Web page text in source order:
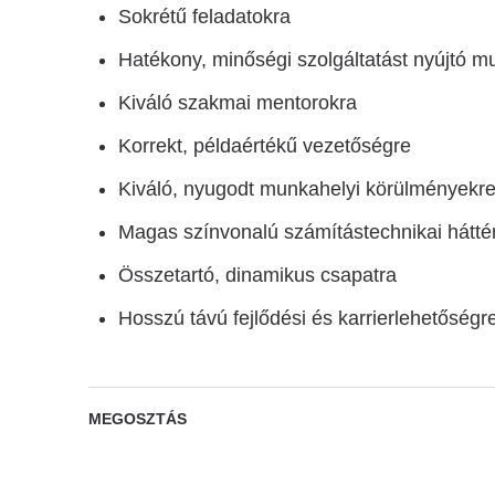
Sokrétű feladatokra
Hatékony, minőségi szolgáltatást nyújtó
Kiváló szakmai mentorokra
Korrekt, példaértékű vezetőségre
Kiváló, nyugodt munkahelyi körülményekre
Magas színvonalú számítástechnikai
Összetartó, dinamikus csapatra
Hosszú távú fejlődési és
MEGOSZTÁS